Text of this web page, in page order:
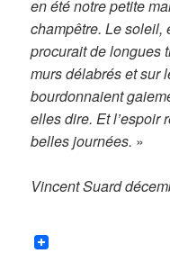
en été notre petite
champêtre. Le soleil,
procurait de longues
murs délabrés et sur
bourdonnaient
elles dire. Et l’espoir
belles journées. »
Vincent Suard